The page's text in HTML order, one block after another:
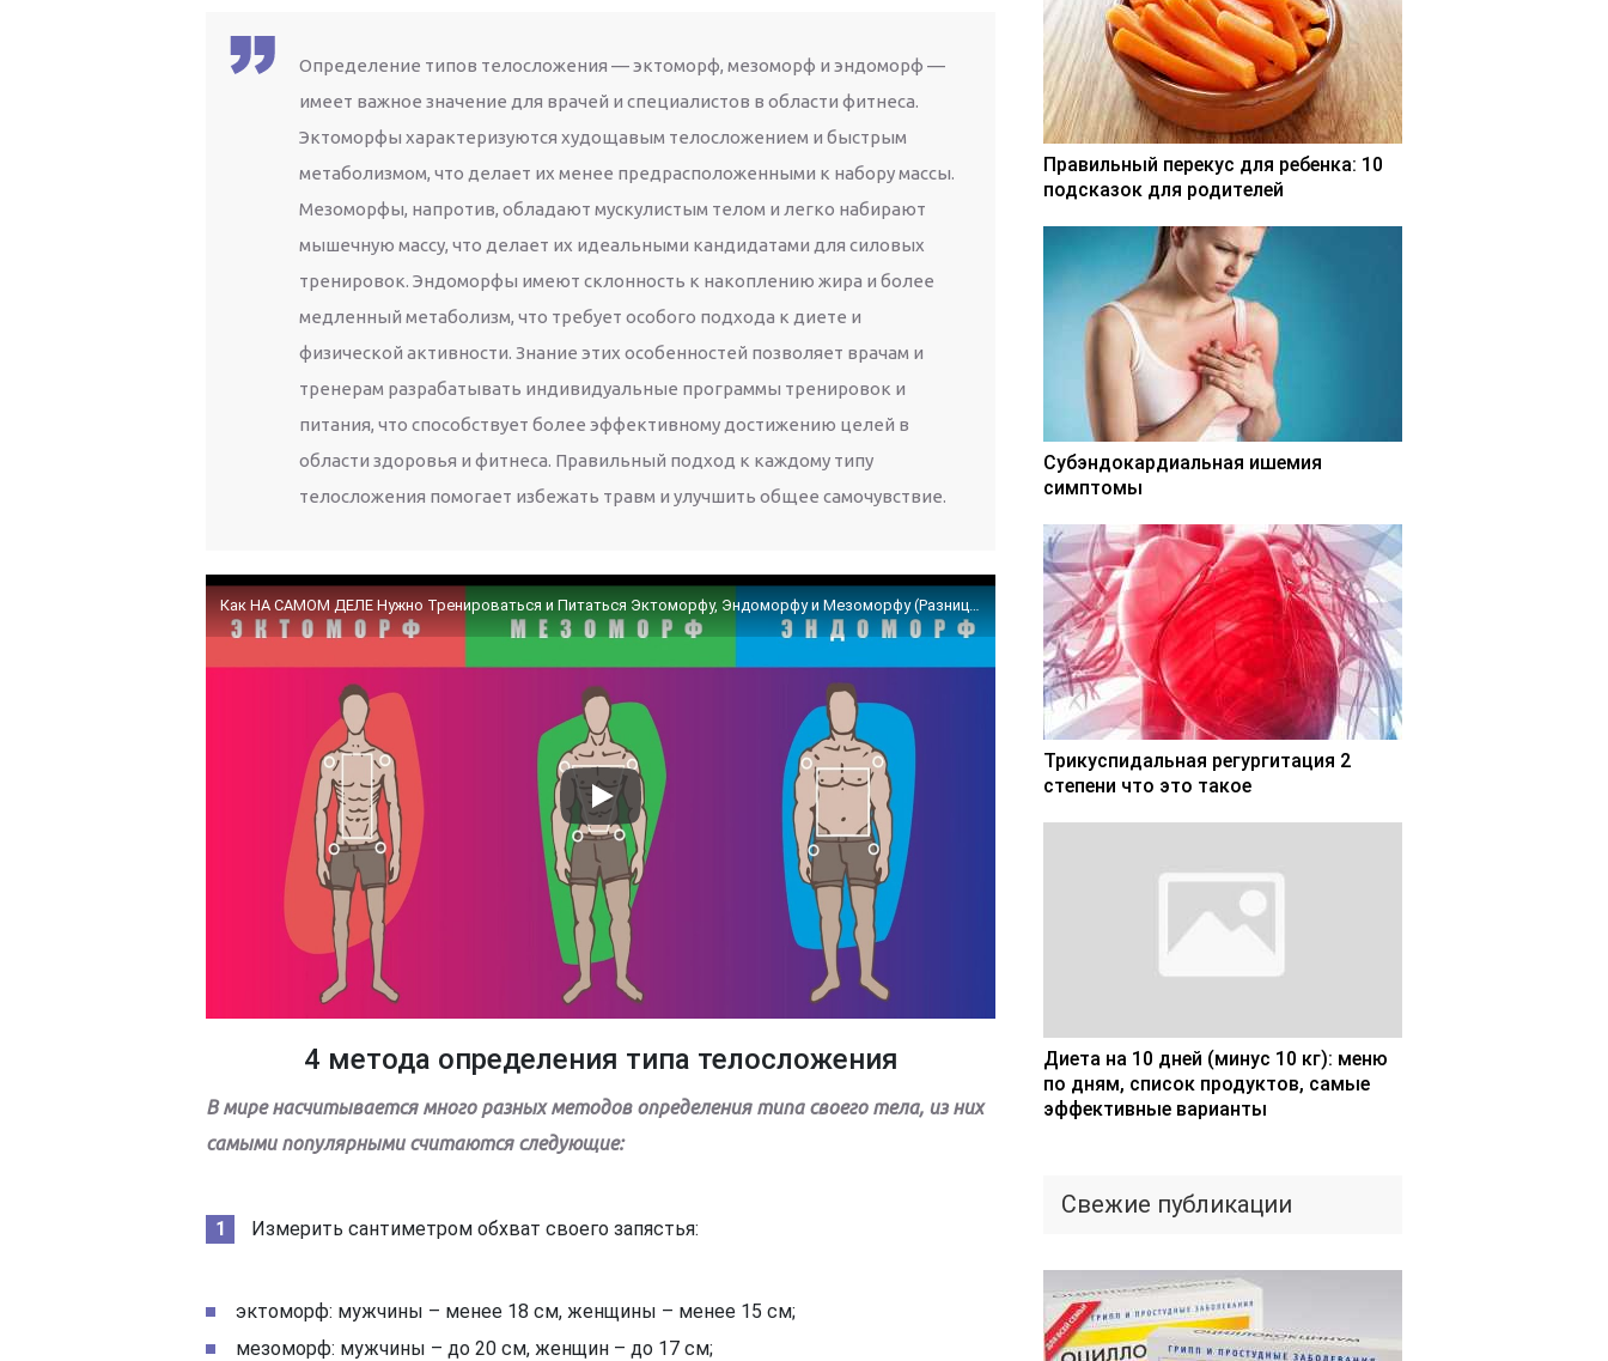
Определение типов телосложения — эктоморф, мезоморф и эндоморф —
имеет важное значение для врачей и специалистов в области фитнеса.
Эктоморфы характеризуются худощавым телосложением и быстрым
метаболизмом, что делает их менее предрасположенными к набору массы.
Мезоморфы, напротив, обладают мускулистым телом и легко набирают
мышечную массу, что делает их идеальными кандидатами для силовых
тренировок. Эндоморфы имеют склонность к накоплению жира и более
медленный метаболизм, что требует особого подхода к диете и
физической активности. Знание этих особенностей позволяет врачам и
тренерам разрабатывать индивидуальные программы тренировок и
питания, что способствует более эффективному достижению целей в
области здоровья и фитнеса. Правильный подход к каждому типу
телосложения помогает избежать травм и улучшить общее самочувствие.
4 метода определения типа телосложения
В мире насчитывается много разных методов определения типа своего тела, из них
самыми популярными считаются следующие:
Измерить сантиметром обхват своего запястья:
эктоморф: мужчины – менее 18 см, женщины – менее 15 см;
мезоморф: мужчины – до 20 см, женщин – до 17 см;
Правильный перекус для ребенка: 10
подсказок для родителей
Субэндокардиальная ишемия
симптомы
Трикуспидальная регургитация 2
степени что это такое
Диета на 10 дней (минус 10 кг): меню
по дням, список продуктов, самые
эффективные варианты
Свежие публикации